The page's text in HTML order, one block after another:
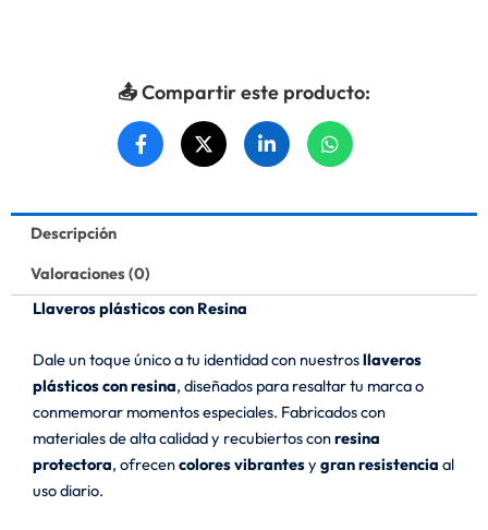
📤 Compartir este producto:
Descripción
Valoraciones (0)
Llaveros plásticos con Resina
Dale un toque único a tu identidad con nuestrosllaveros
plásticos con resina, diseñados para resaltar tu marca o
conmemorar momentos especiales. Fabricados con
materiales de alta calidad y recubiertos conresina
protectora, ofrecencolores vibrantesy gran resistencia al
uso diario.